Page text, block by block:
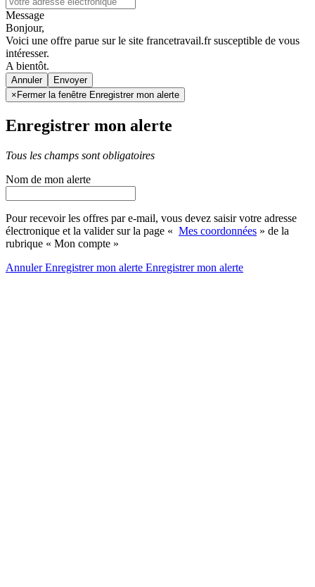
Message
Bonjour,
Voici une offre parue sur le site francetravail.fr susceptible de vous
intéresser.
A bientôt.
Annuler
× Fermer la fenêtre Enregistrer mon alerte
Enregistrer mon alerte
Tous les champs sont obligatoires
Nom de mon alerte
Pour recevoir les offres par e-mail, vous devez saisir votre adresse
électronique et la valider sur la page « Mes coordonnées » de la
rubrique « Mon compte »
AnnulerEnregistrer mon alerte Enregistrermon alerte